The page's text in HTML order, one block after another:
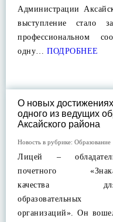
Администрации
выступление стало
профессиональном
одну… ПОДРОБНЕЕ
О новых
одного из ведущих
Аксайского района
Новость в рубрике: Образование
Лицей –
почетного
качества
образовательных
организаций». Он